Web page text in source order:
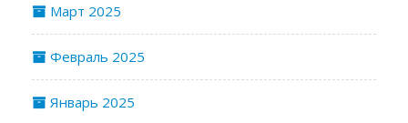
Март 2025
Февраль 2025
Январь 2025